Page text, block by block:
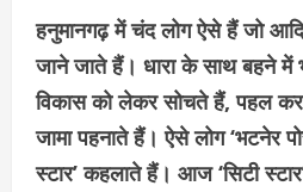
हनुमानगढ़ में चंद लोग ऐसे हैं जो आदि
जाने जाते हैं। धारा के साथ बहने
विकास को लेकर सोचते हैं, पहल
जामा पहनाते हैं। ऐसे लोग ‘भटनेर
स्टार’ कहलाते हैं। आज ‘सिटी